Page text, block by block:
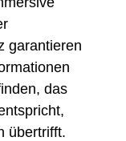
garantieren
das
übertrifft.